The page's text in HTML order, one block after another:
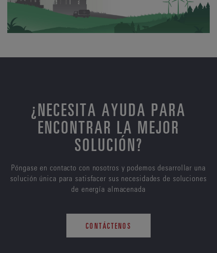
¿NECESITA AYUDA PARA
ENCONTRAR LA MEJOR
SOLUCIÓN?
Póngase en contacto con nosotros y podemos desarrollar una
solución única para satisfacer sus necesidades de soluciones
de energía almacenada
CONTÁCTENOS